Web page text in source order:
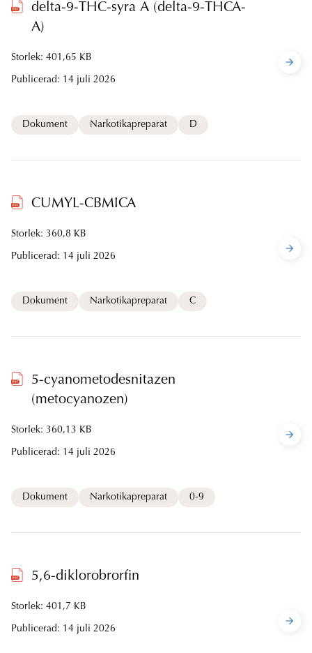
delta-9-THC-syra A (delta-9-THCA-
A)
Storlek: 401,65 KB
Publicerad: 14 juli 2026
Dokument Narkotikapreparat D
CUMYL-CBMICA
Storlek: 360,8 KB
Publicerad: 14 juli 2026
Dokument Narkotikapreparat C
5-cyanometodesnitazen
(metocyanozen)
Storlek: 360,13 KB
Publicerad: 14 juli 2026
Dokument Narkotikapreparat 0-9
5,6-diklorobrorfin
Storlek: 401,7 KB
Publicerad: 14 juli 2026